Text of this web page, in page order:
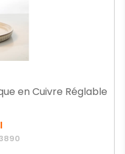
en Cuivre Réglable